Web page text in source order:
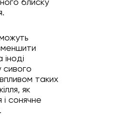
іноді
сивого
таких
як
сонячне